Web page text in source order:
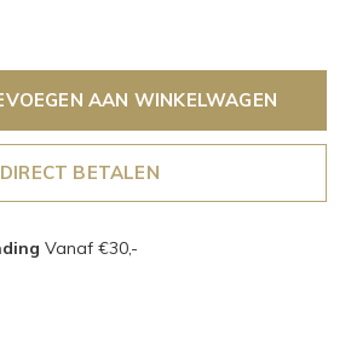
AAN WINKELWAGEN
DIRECT BETALEN
Vanaf €30,-